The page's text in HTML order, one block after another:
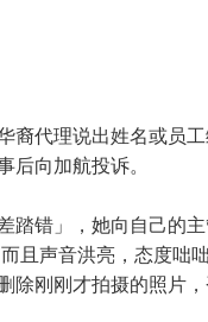
裔代理说出姓名或员
后向加航投诉。
踏错」，她向自己的
且声音洪亮，态度咄
除刚刚才拍摄的照片